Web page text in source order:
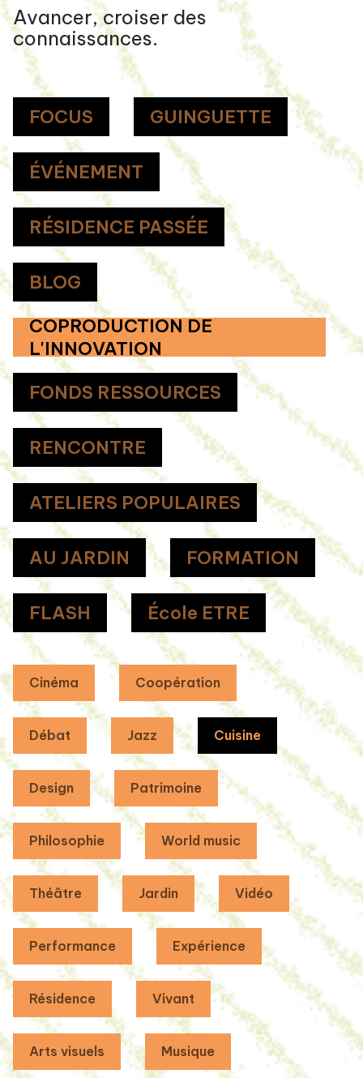
Avancer, croiser des
connaissances.
FOCUS GUINGUETTE
ÉVÉNEMENT
RÉSIDENCE PASSÉE
BLOG
COPRODUCTION DE
L'INNOVATION
FONDS RESSOURCES
RENCONTRE
ATELIERS POPULAIRES
AU JARDIN FORMATION
FLASH École ETRE
Cinéma Coopération
Débat Jazz Cuisine
Design Patrimoine
Philosophie World music
Théâtre Jardin Vidéo
Performance Expérience
Résidence Vivant
Arts visuels Musique